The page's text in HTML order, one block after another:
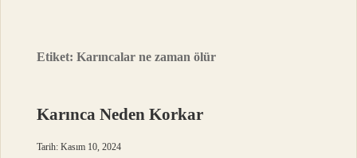
Etiket:Karıncalar ne zaman ölür
Karınca Neden Korkar
Tarih: Kasım 10, 2024